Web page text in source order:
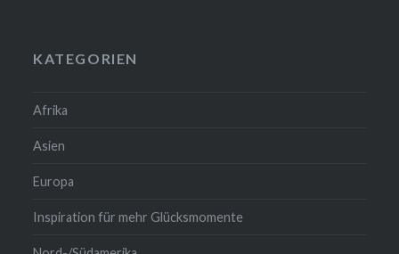
KATEGORIEN
Afrika
Asien
Europa
Inspiration für mehr Glücksmomente